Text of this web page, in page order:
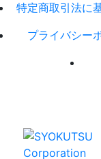
特定商取引法に
プライバシー